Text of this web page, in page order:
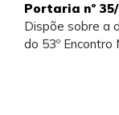
Portaria nº
Dispõe sobre a
do 53º Encontro